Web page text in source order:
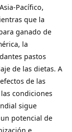
Pacífico,
que la
ganado de
la
pastos
de las dietas. A
de las
condiciones
sigue
potencial de
e